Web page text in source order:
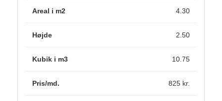
4.30
2.50
10.75
825 kr.